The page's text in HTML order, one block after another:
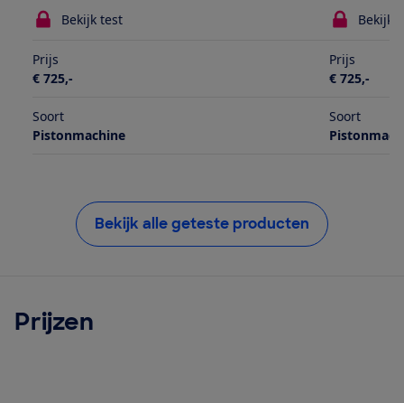
Bekijk test
Bekijk
Prijs
€ 725,-
Prijs
€ 725,-
Soort
Pistonmachine
Soort
Bekijk alle geteste producten
Prijzen